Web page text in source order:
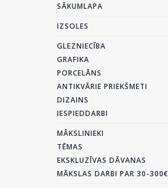
SĀKUMLAPA
IZSOLES
GLEZNIECĪBA
GRAFIKA
PORCELĀNS
ANTIKVĀRIE PRIEKŠMETI
DIZAINS
IESPIEDDARBI
MĀKSLINIEKI
TĒMAS
EKSKLUZĪVAS DĀVANAS
MĀKSLAS DARBI PAR 30-300€